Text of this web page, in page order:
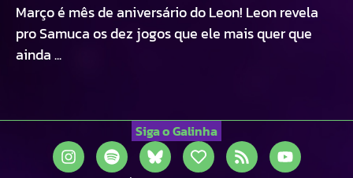
Março é mês de aniversário do Leon! Leon revela
pro Samuca os dez jogos que ele mais quer que
ainda ...
Siga o Galinha